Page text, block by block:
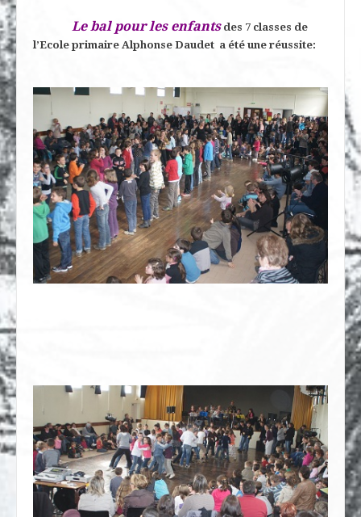
Le bal pour les enfantsdes 7 classes de
l’Ecole primaire Alphonse Daudet a été une réussite: